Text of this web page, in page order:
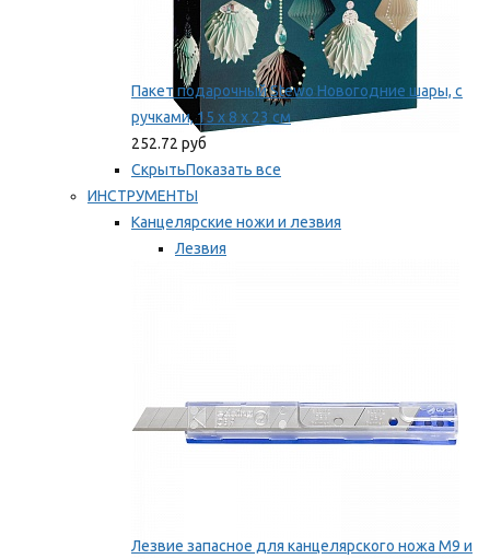
Пакет подарочный Stewo Новогодние шары, с
ручками, 15 х 8 х 23 см
252.72 руб
СкрытьПоказать все
ИНСТРУМЕНТЫ
Канцелярские ножи и лезвия
Лезвия
Лезвие запасное для канцелярского ножа M9 и